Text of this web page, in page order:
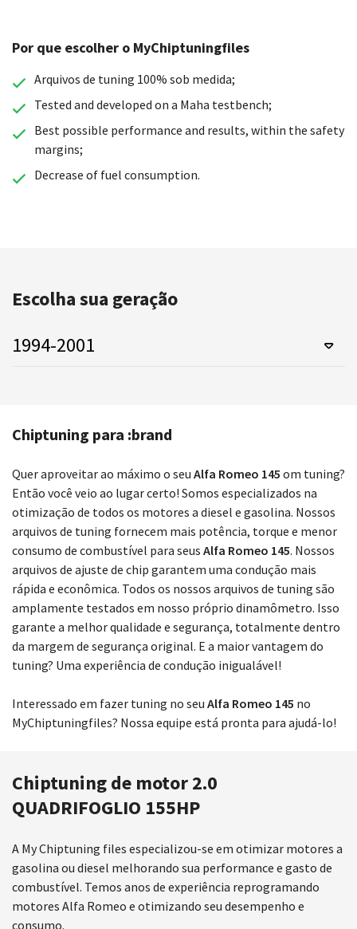
Por que escolher o MyChiptuningfiles
Arquivos de tuning 100% sob medida;
Tested and developed on a Maha testbench;
Best possible performance and results, within the safety
margins;
Decrease of fuel consumption.
Chiptuning para :brand
Quer aproveitar ao máximo o seu Alfa Romeo 145 om tuning?
Então você veio ao lugar certo! Somos especializados na
otimização de todos os motores a diesel e gasolina. Nossos
arquivos de tuning fornecem mais potência, torque e menor
consumo de combustível para seus Alfa Romeo 145. Nossos
arquivos de ajuste de chip garantem uma condução mais
rápida e econômica. Todos os nossos arquivos de tuning são
amplamente testados em nosso próprio dinamômetro. Isso
garante a melhor qualidade e segurança, totalmente dentro
da margem de segurança original. E a maior vantagem do
tuning? Uma experiência de condução inigualável!
Interessado em fazer tuning no seu Alfa Romeo 145 no
MyChiptuningfiles? Nossa equipe está pronta para ajudá-lo!
Escolha sua geração
1994-2001
Chiptuning de motor 2.0
QUADRIFOGLIO 155HP
A My Chiptuning files especializou-se em otimizar motores a
gasolina ou diesel melhorando sua performance e gasto de
combustível. Temos anos de experiência reprogramando
motores Alfa Romeo e otimizando seu desempenho e
consumo.